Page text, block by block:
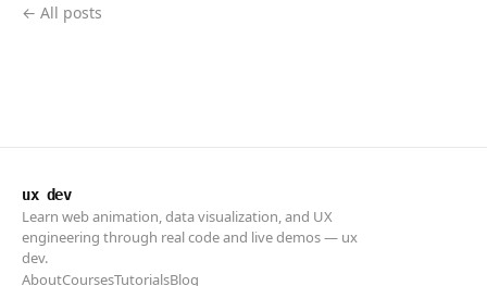
← All posts
ux dev
Learn web animation, data visualization, and UX
engineering through real code and live demos — ux
dev.
AboutCoursesTutorialsBlog